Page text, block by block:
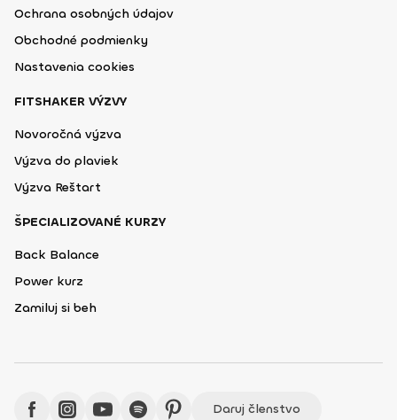
Ochrana osobných údajov
Obchodné podmienky
Nastavenia cookies
FITSHAKER VÝZVY
Novoročná výzva
Výzva do plaviek
Výzva Reštart
ŠPECIALIZOVANÉ KURZY
Back Balance
Power kurz
Zamiluj si beh
Daruj členstvo